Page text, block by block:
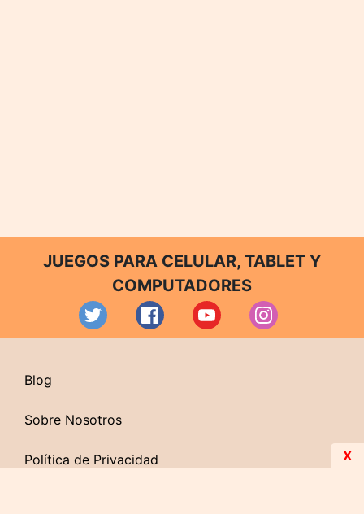
JUEGOS PARA CELULAR, TABLET Y
COMPUTADORES
Blog
Sobre Nosotros
Política de Privacidad X